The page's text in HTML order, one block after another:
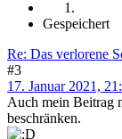
Gespeichert
Re: Das verlorene
#3
17. Januar 2021,
Auch mein Beitrag
beschränken.